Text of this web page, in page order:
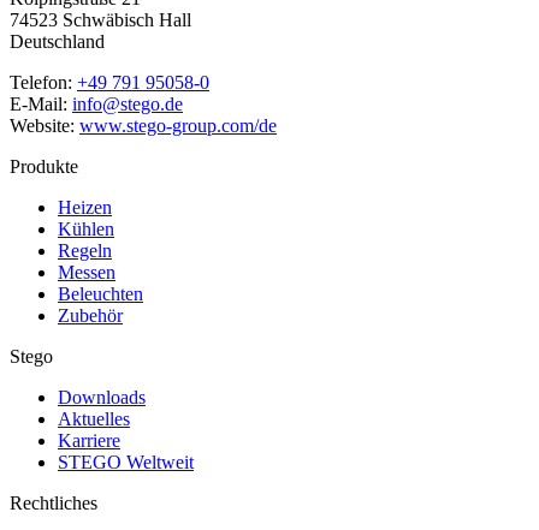
74523 Schwäbisch Hall
Deutschland
Telefon: +49 791 95058-0
E-Mail: info@stego.de
Website: www.stego-group.com/de
Produkte
Heizen
Kühlen
Regeln
Messen
Beleuchten
Zubehör
Stego
Downloads
Aktuelles
Karriere
STEGO Weltweit
Rechtliches